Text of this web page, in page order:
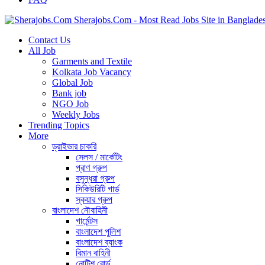
Sherajobs.Com - Most Read Jobs Site in
Contact Us
All Job
Garments and Textile
Kolkata Job Vacancy
Global Job
Bank job
NGO Job
Weekly Jobs
Trending Topics
More
ড্রাইভার চাকরি
সেলস / মার্কেটিং
প্রাণ গ্রুপ
বসুন্ধরা গ্রুপ
সিকিউরিটি গার্ড
স্কয়ার গ্রুপ
বাংলাদেশ নৌবাহিনী
গার্মেন্টস
বাংলাদেশ পুলিশ
বাংলাদেশ ব্যাংক
বিমান বাহিনী